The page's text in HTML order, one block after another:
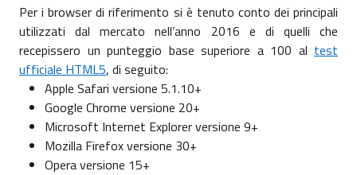
Per i browser di riferimento si è tenuto conto dei principali
utilizzati dal mercato nell’anno 2016 e di quelli che
recepissero un punteggio base superiore a 100 al test
ufficiale HTML5, di seguito:
Apple Safari versione 5.1.10+
Google Chrome versione 20+
Microsoft Internet Explorer versione 9+
Mozilla Firefox versione 30+
Opera versione 15+